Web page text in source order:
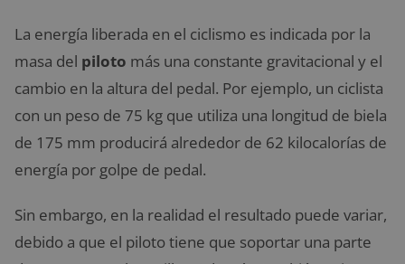
La energía liberada en el ciclismo es indicada por la
masa del piloto más una constante gravitacional y el
cambio en la altura del pedal. Por ejemplo, un ciclista
con un peso de 75 kg que utiliza una longitud de biela
de 175 mm producirá alrededor de 62 kilocalorías de
energía por golpe de pedal.
Sin embargo, en la realidad el resultado puede variar,
debido a que el piloto tiene que soportar una parte